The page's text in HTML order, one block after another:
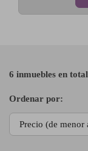
6 inmuebles en total
Ordenar por: